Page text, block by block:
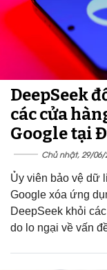
DeepSeek
các cửa
Google tại
Chủ nhật, 29/06/
Ủy viên bảo vệ dữ
Google xóa ứng
DeepSeek khỏi
do lo ngại về vấn